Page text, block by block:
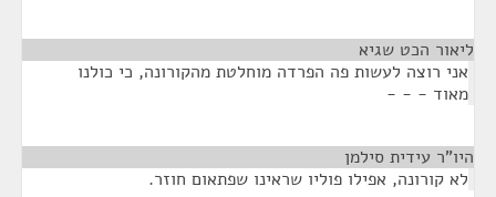
ליאור הכט שגיא
אני רוצה לעשות פה הפרדה מוחלטת מהקורונה, כי כולנו
מאוד - - -
היו"ר עידית סילמן
לא קורונה, אפילו פוליו שראינו שפתאום חוזר.